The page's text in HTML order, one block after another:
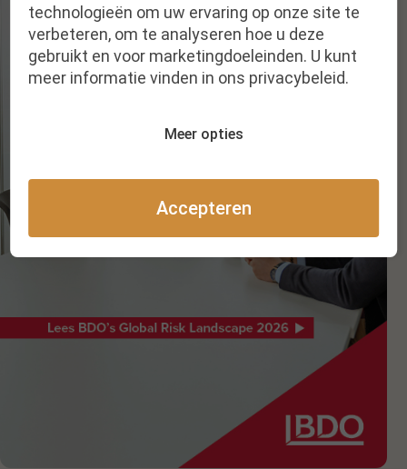
technologieën om uw ervaring op onze site te
verbeteren, om te analyseren hoe u deze
gebruikt en voor marketingdoeleinden. U kunt
meer informatie vinden in ons privacybeleid.
Meer opties
Accepteren